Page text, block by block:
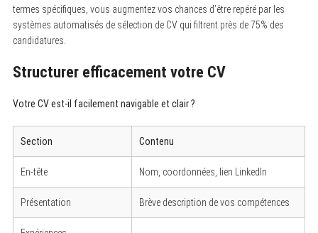
termes spécifiques, vous augmentez vos chances d’être repéré par les
systèmes automatisés de sélection de CV qui filtrent près de 75% des
candidatures.
Structurer efficacement votre CV
Votre CV est-il facilement navigable et clair ?
Section Contenu
En-tête Nom, coordonnées, lien LinkedIn
Présentation Brève description de vos compétences